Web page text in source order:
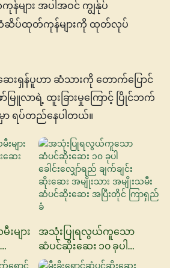
များ အပါအဝင် ကျွန်ုပ်
ပ်ထုတ်ကုန်များကို ထုတ်လုပ်
ဆေးရှန်ပူဟာ ဆံသားကို တောက်ပြောင်
ာ်မြူလာရဲ့ ထူးခြားမှုကြောင့် ပြိုင်ဘက်
ရပ်တည်နေပါတယ်။
များ
အသုံးပြုရလွယ်ကူသော
ဆံပင်ဆိုးဆေး ၁၀ ခုပါ
ခေါင်းလျှော်ရည် ချက်ချင်း